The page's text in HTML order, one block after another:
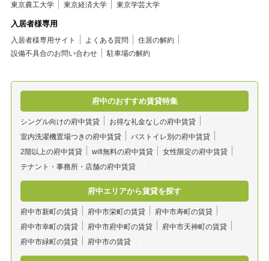
東京農工大学 東京経済大学 東京学芸大学
入居者様専用
入居者様専用サイト よくある質問
住居の解約
設備不具合のお問い合わせ
駐車場の解約
府中のおすすめ賃貸特集
シングル向けの府中賃貸
お得な礼金なしの府中賃貸
室内洗濯機置場つきの府中賃貸
バストイレ別の府中賃貸
2階以上の府中賃貸
wifi無料の府中賃貸
女性限定の府中賃貸
テナント・事務所・店舗の府中賃貸
府中エリアから賃貸を探す
府中市新町の賃貸 府中市栄町の賃貸
府中市寿町の賃貸
府中市幸町の賃貸
府中市府中町の賃貸
府中市天神町の賃貸
府中市緑町の賃貸
府中市の賃貸